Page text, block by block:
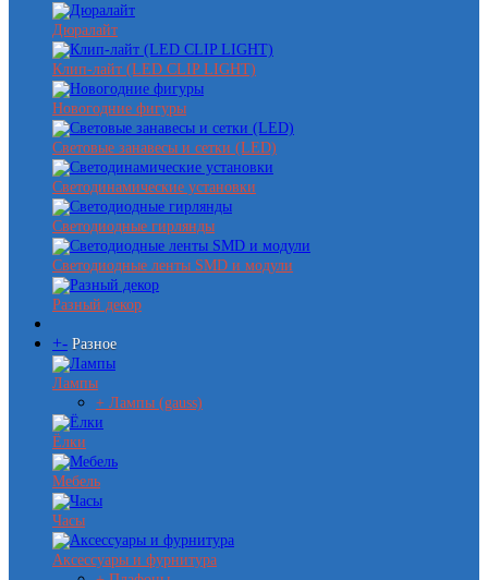
Дюралайт
Клип-лайт (LED CLIP LIGHT)
Новогодние фигуры
Световые занавесы и сетки (LED)
Светодинамические установки
Светодиодные гирлянды
Светодиодные ленты SMD и модули
Разный декор
+- Разное
Лампы
+ Лампы (gauss)
Ёлки
Мебель
Часы
Аксессуары и фурнитура